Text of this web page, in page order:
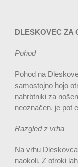
DLESKOVEC ZA
Pohod
Pohod na
samostojno hojo
nahrbtniki za
neoznačen, je pot
Razgled z vrha
Na vrhu
naokoli. Z otroki